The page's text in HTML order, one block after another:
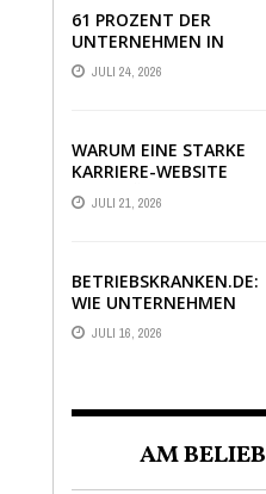
61 PROZENT DER
UNTERNEHMEN IN
DEUTSCHLAND
ERLEBEN EINE PHASE
NSICHERHEIT
JULI 24, 2026
WARUM EINE STARKE
KARRIERE-WEBSITE
HEUTE ÜBER
BEWERBUNGEN
JULI 21, 2026
BETRIEBSKRANKEN.DE:
WIE UNTERNEHMEN
IHRE MITARBEITER
DANK PKV-STATUS
JULI 16, 2026
AM